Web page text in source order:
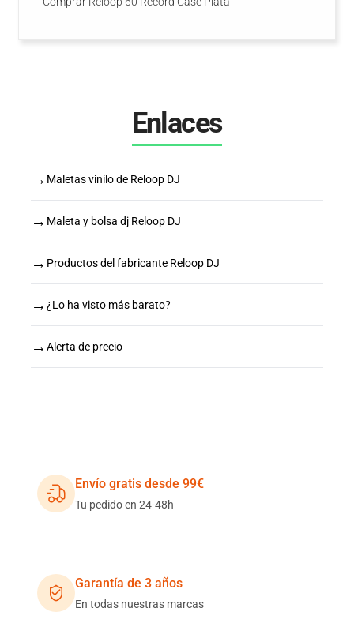
Enlaces
→ Maletas vinilo de Reloop DJ
→ Maleta y bolsa dj Reloop DJ
→ Productos del fabricante Reloop DJ
→ ¿Lo ha visto más barato?
→ Alerta de precio
Envío gratis desde 99€
Tu pedido en 24-48h
Garantía de 3 años
En todas nuestras marcas